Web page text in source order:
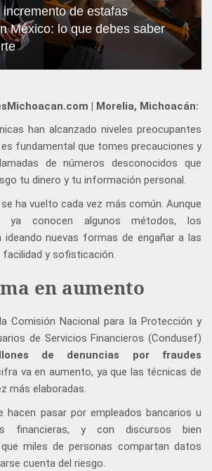
de estafas
México: lo que debes saber
| Morelia, Michoacán:
han alcanzado niveles preocupantes
fundamental que tomes precauciones y
de números desconocidos que
tu dinero y tu información personal.
ha vuelto cada vez más común. Aunque
ya conocen algunos métodos, los
ideando nuevas formas de engañar a las
y sofisticación.
en aumento
Comisión Nacional para la Protección y
de Servicios Financieros (Condusef)
de denuncias por fraudes
va en aumento, ya que las técnicas de
más elaboradas.
hacen pasar por empleados bancarios u
financieras, y con discursos bien
miles de personas compartan datos
cuenta del riesgo.